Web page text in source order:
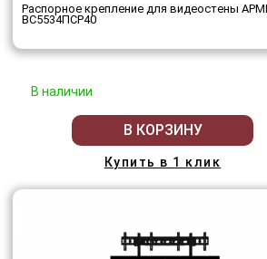
Распорное крепление для видеостены
ВС5534ПСР40
В наличии
В КОРЗИНУ
Купить в 1 клик